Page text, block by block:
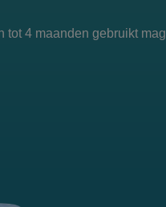
tot 4 maanden gebruikt mag